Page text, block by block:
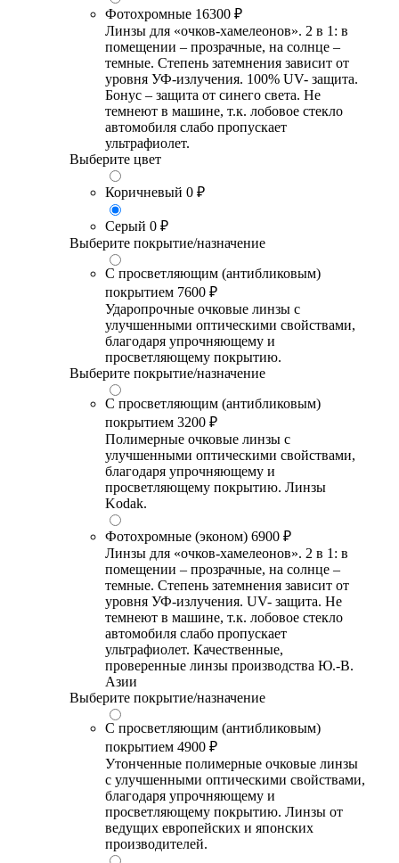
Фотохромные 16300 ₽
Линзы для «очков-хамелеонов». 2 в 1: в
помещении – прозрачные, на солнце –
темные. Степень затемнения зависит от
уровня УФ-излучения. 100% UV- защита.
Бонус – защита от синего света. Не
темнеют в машине, т.к. лобовое стекло
автомобиля слабо пропускает
ультрафиолет.
Выберите цвет
Коричневый 0 ₽
Серый 0 ₽
Выберите покрытие/назначение
С просветляющим (антибликовым)
покрытием 7600 ₽
Ударопрочные очковые линзы с
улучшенными оптическими свойствами,
благодаря упрочняющему и
просветляющему покрытию.
Выберите покрытие/назначение
С просветляющим (антибликовым)
покрытием 3200 ₽
Полимерные очковые линзы с
улучшенными оптическими свойствами,
благодаря упрочняющему и
просветляющему покрытию. Линзы
Kodak.
Фотохромные (эконом) 6900 ₽
Линзы для «очков-хамелеонов». 2 в 1: в
помещении – прозрачные, на солнце –
темные. Степень затемнения зависит от
уровня УФ-излучения. UV- защита. Не
темнеют в машине, т.к. лобовое стекло
автомобиля слабо пропускает
ультрафиолет. Качественные,
проверенные линзы производства Ю.-В.
Азии
Выберите покрытие/назначение
С просветляющим (антибликовым)
покрытием 4900 ₽
Утонченные полимерные очковые линзы
с улучшенными оптическими свойствами,
благодаря упрочняющему и
просветляющему покрытию. Линзы от
ведущих европейских и японских
производителей.